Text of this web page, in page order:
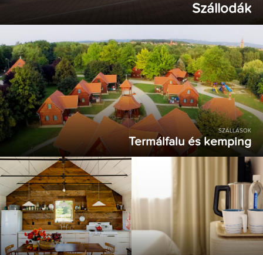
Szállodák
SZÁLLÁSOK
Termálfalu és kemping